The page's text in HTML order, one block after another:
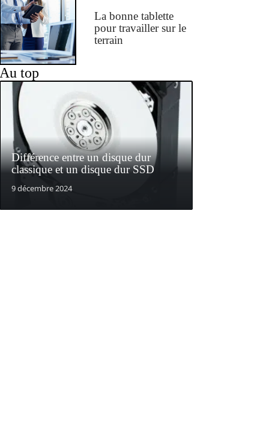
La bonne tablette
pour travailler sur le
terrain
Au top
Différence entre un disque dur
classique et un disque dur SSD
9 décembre 2024